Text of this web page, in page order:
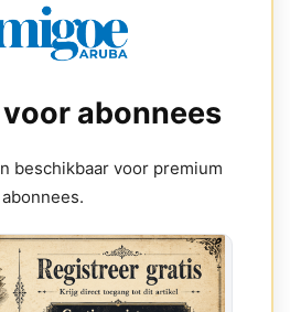
abonnees
beschikbaar voor premium
abonnees.